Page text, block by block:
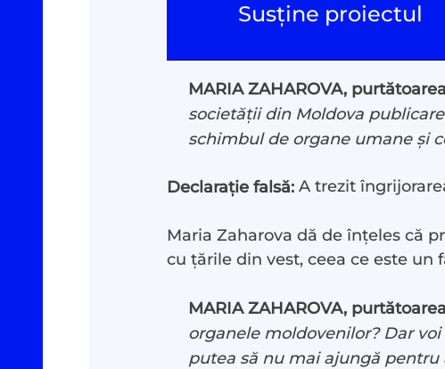
#Arhivă
Susține proiectul
MARIA ZAHAROVA,
societății din Moldova
schimbul de organe umane și
Declarație falsă: A trezit
Maria Zaharova dă de înțeles că
cu țările din vest, ceea ce este un
MARIA ZAHAROVA,
organele moldovenilor? Dar
putea să nu mai ajungă pentru